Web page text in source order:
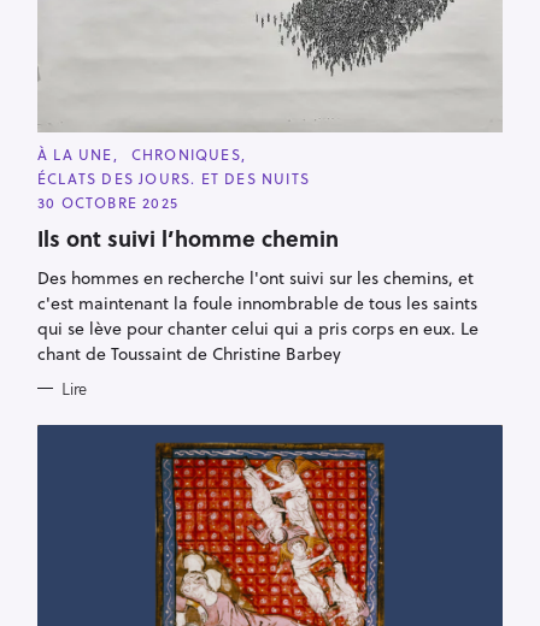
C
A
T
E
G
O
R
E
À LA UNE
CHRONIQUES
ÉCLATS DES JOURS. ET DES NUITS
30 OCTOBRE 2025
Ils ont suivi l’homme chemin
Des hommes en recherche l'ont suivi sur les chemins, et
c'est maintenant la foule innombrable de tous les saints
qui se lève pour chanter celui qui a pris corps en eux. Le
chant de Toussaint de Christine Barbey
Lire